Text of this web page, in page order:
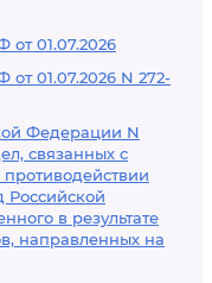
01.07.2026
01.07.2026 N 272-
Федерации N
связанных с
в результате
направленных на